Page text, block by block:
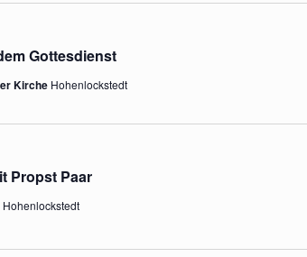
Gottesdienst
Kirche Hohenlockstedt
Propst Paar
Hohenlockstedt